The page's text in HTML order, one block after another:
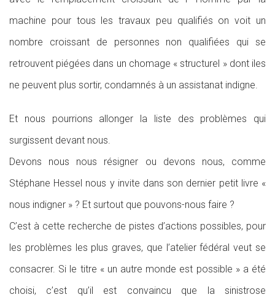
machine pour tous les travaux peu qualifiés on voit un
nombre croissant de personnes non qualifiées qui se
retrouvent piégées dans un chomage « structurel » dont iles
ne peuvent plus sortir, condamnés à un assistanat indigne.
Et nous pourrions allonger la liste des problèmes qui
surgissent devant nous.
Devons nous nous résigner ou devons nous, comme
Stéphane Hessel nous y invite dans son dernier petit livre «
nous indigner » ? Et surtout que pouvons-nous faire ?
C’est à cette recherche de pistes d’actions possibles, pour
les problèmes les plus graves, que l’atelier fédéral veut se
consacrer. Si le titre « un autre monde est possible » a été
choisi, c’est qu’il est convaincu que la sinistrose